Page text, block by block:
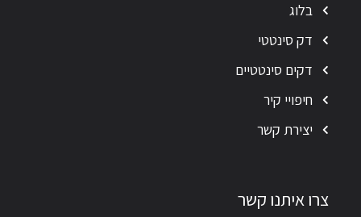
בלוג
דק סינטטי
דקים סינטטיים
חיפויי קיר
יצירת קשר
צרו איתנו קשר